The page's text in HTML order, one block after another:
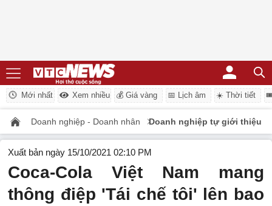
Mới nhất Xem nhiều 💰 Giá vàng 📅 Lịch âm ☀️ Thời tiết
Doanh nghiệp - Doanh nhân Doanh nghiệp tự giới thiệu
Xuất bản ngày 15/10/2021 02:10 PM
Coca-Cola Việt Nam mang
thông điệp 'Tái chế tôi' lên bao